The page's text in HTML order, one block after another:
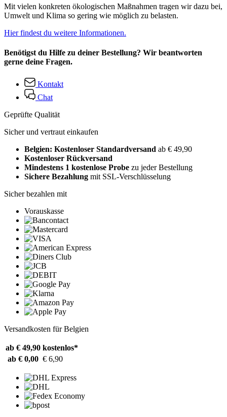
Mit vielen konkreten ökologischen Maßnahmen tragen wir dazu bei,
Umwelt und Klima so gering wie möglich zu belasten.
Hier findest du weitere Informationen.
Benötigst du Hilfe zu deiner Bestellung? Wir beantworten
gerne deine Fragen.
Kontakt
Chat
Geprüfte Qualität
Sicher und vertraut einkaufen
Belgien: Kostenloser Standardversand ab € 49,90
Kostenloser Rückversand
Mindestens 1 kostenlose Probe zu jeder Bestellung
Sichere Bezahlung mit SSL-Verschlüsselung
Sicher bezahlen mit
Vorauskasse
Versandkosten für Belgien
ab € 49,90 kostenlos*
ab € 0,00 € 6,90